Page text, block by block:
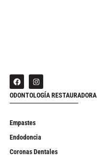
ODONTOLOGÍA RESTAURADORA
Empastes
Endodoncia
Coronas Dentales